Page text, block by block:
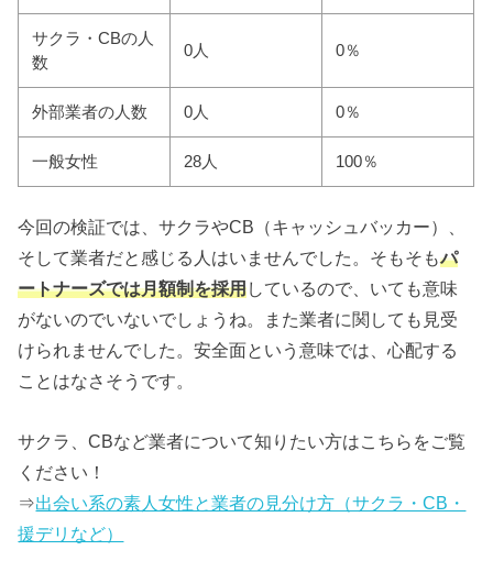
サクラ・CBの人
数
0人 0％
外部業者の人数 0人 0％
一般女性 28人 100％
今回の検証では、サクラやCB（キャッシュバッカー）、
そして業者だと感じる人はいませんでした。そもそもパ
ートナーズでは月額制を採用しているので、いても意味
がないのでいないでしょうね。また業者に関しても見受
けられませんでした。安全面という意味では、心配する
ことはなさそうです。
サクラ、CBなど業者について知りたい方はこちらをご覧
ください！
⇒出会い系の素人女性と業者の見分け方（サクラ・CB・
援デリなど）